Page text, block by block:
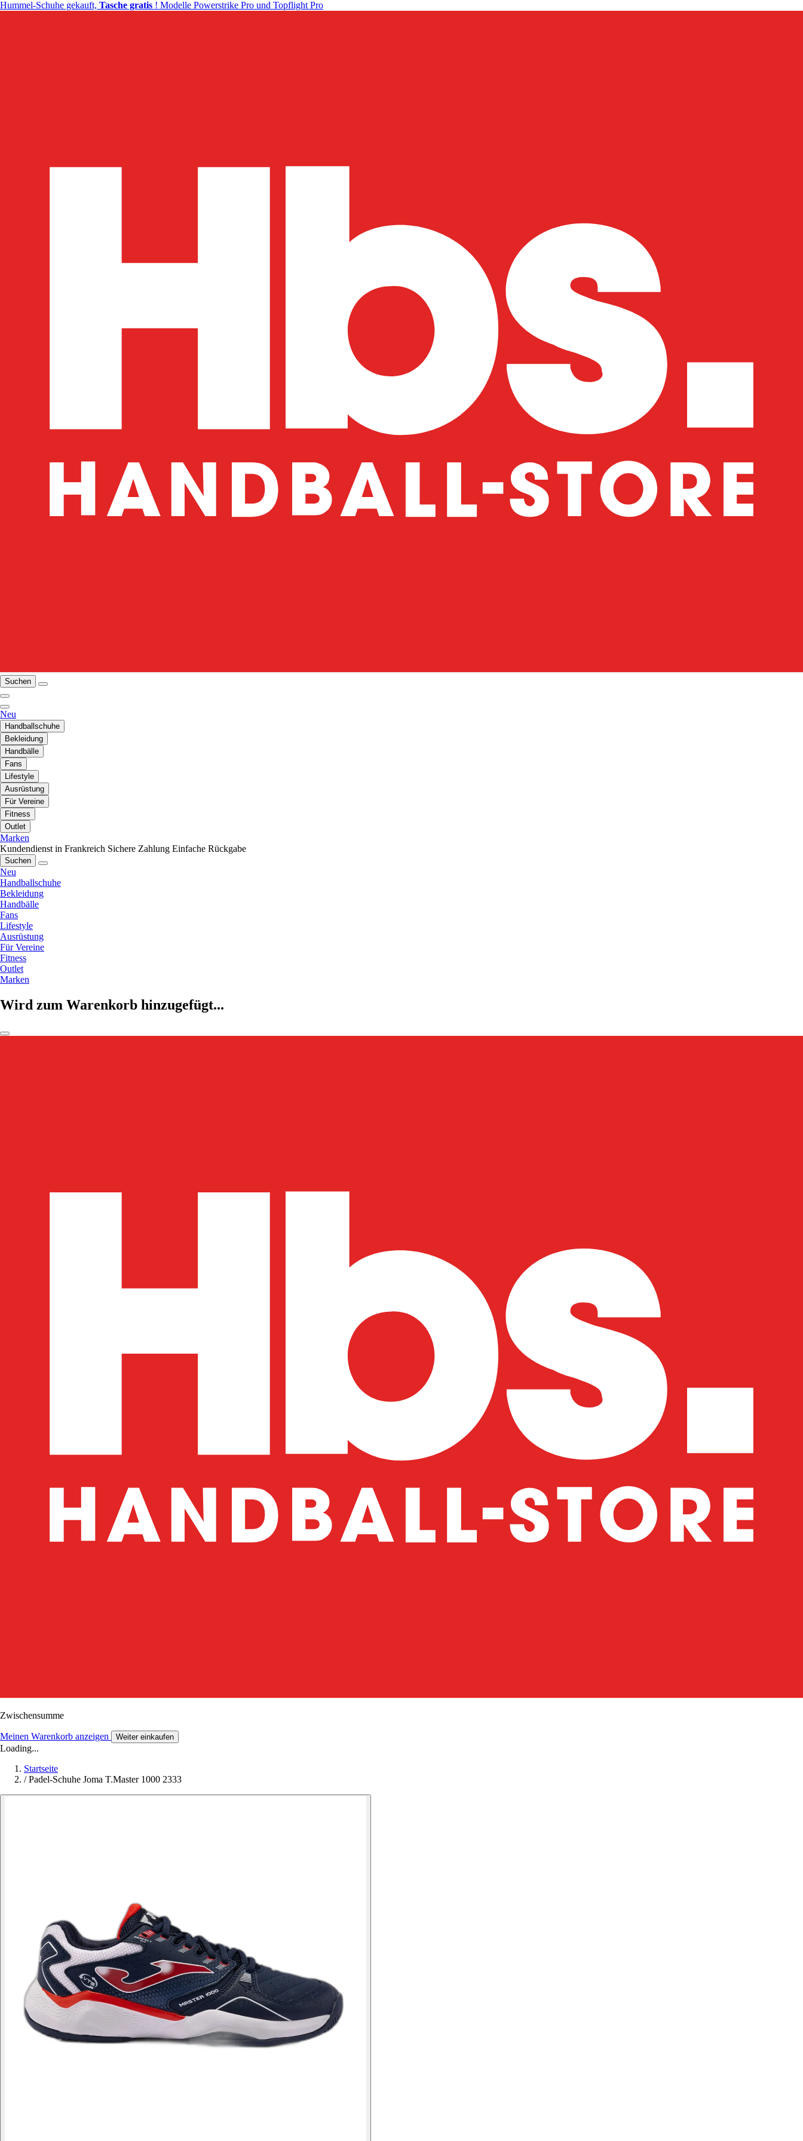
Hummel-Schuhe gekauft, Tasche gratis ! Modelle Powerstrike Pro und Topflight Pro
Suchen
Neu
Handballschuhe
Bekleidung
Handbälle
Fans
Lifestyle
Ausrüstung
Für Vereine
Fitness
Outlet
Marken
Kundendienst in Frankreich Sichere Zahlung Einfache Rückgabe
Suchen
Neu
Handballschuhe
Bekleidung
Handbälle
Fans
Lifestyle
Ausrüstung
Für Vereine
Fitness
Outlet
Marken
Wird zum Warenkorb hinzugefügt...
Zwischensumme
Meinen Warenkorb anzeigen Weiter einkaufen
Loading...
Startseite
/ Padel-Schuhe Joma T.Master 1000 2333